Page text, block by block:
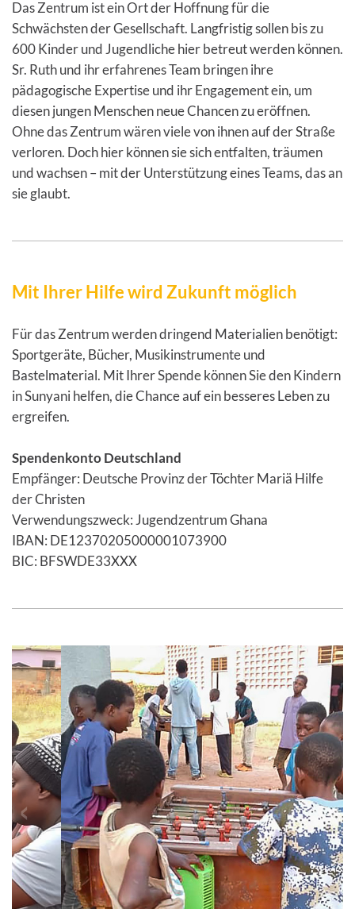
Das Zentrum ist ein Ort der Hoffnung für die
Schwächsten der Gesellschaft. Langfristig sollen bis zu
600 Kinder und Jugendliche hier betreut werden können.
Sr. Ruth und ihr erfahrenes Team bringen ihre
pädagogische Expertise und ihr Engagement ein, um
diesen jungen Menschen neue Chancen zu eröffnen.
Ohne das Zentrum wären viele von ihnen auf der Straße
verloren. Doch hier können sie sich entfalten, träumen
und wachsen – mit der Unterstützung eines Teams, das an
sie glaubt.
Mit Ihrer Hilfe wird Zukunft möglich
Für das Zentrum werden dringend Materialien benötigt:
Sportgeräte, Bücher, Musikinstrumente und
Bastelmaterial. Mit Ihrer Spende können Sie den Kindern
in Sunyani helfen, die Chance auf ein besseres Leben zu
ergreifen.
Spendenkonto Deutschland
Empfänger: Deutsche Provinz der Töchter Mariä Hilfe
der Christen
Verwendungszweck: Jugendzentrum Ghana
IBAN: DE12370205000001073900
BIC: BFSWDE33XXX